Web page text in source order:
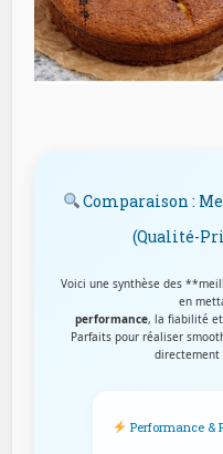
Comparaison :
(Qualité-
Voici une synthèse des
en
performance, la fiabilité
Parfaits pour réaliser
directement
Performance &